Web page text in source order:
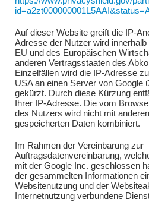
Auf dieser Website greift die IP-
Adresse der Nutzer wird
EU und des Europäischen
anderen Vertragsstaaten des
Einzelfällen wird die IP-Adresse
USA an einen Server von Google
gekürzt. Durch diese Kürzung
Ihrer IP-Adresse. Die vom
des Nutzers wird nicht mit
gespeicherten Daten kombiniert.
Im Rahmen der Vereinbarung zur
Auftragsdatenvereinbarung,
mit der Google Inc. geschlossen
der gesammelten Informationen
Websitenutzung und der
Internetnutzung verbundene